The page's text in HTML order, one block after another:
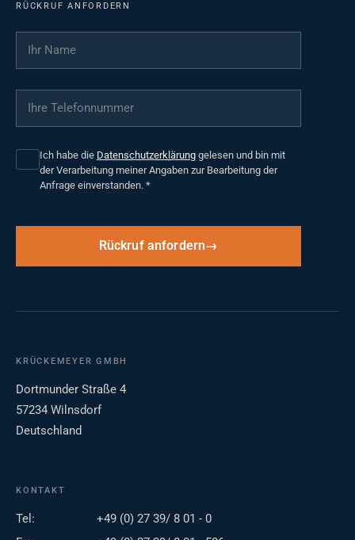
RÜCKRUF ANFORDERN
Ihr Name
Ihre Telefonnummer
Ich habe die Datenschutzerklärung gelesen und bin mit
der Verarbeitung meiner Angaben zur Bearbeitung der
Anfrage einverstanden. *
Rückruf anfordern
KRÜCKEMEYER GMBH
Dortmunder Straße 4
57234 Wilnsdorf
Deutschland
KONTAKT
Tel:
+49 (0) 27 39/ 8 01 - 0